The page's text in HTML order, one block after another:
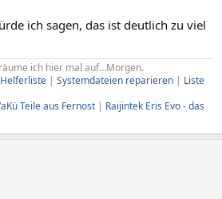
ich sagen, das ist deutlich zu viel
ich hier mal auf...Morgen.​
Helferliste | Systemdateien reparieren | Liste
Teile aus Fernost | Raijintek Eris Evo - das